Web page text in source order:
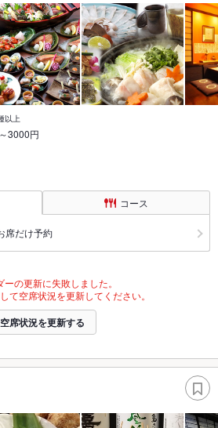
以上
3000円
コース
席だけ予約
ーの更新に失敗しました。
て空席状況を更新してください。
空席状況を更新する